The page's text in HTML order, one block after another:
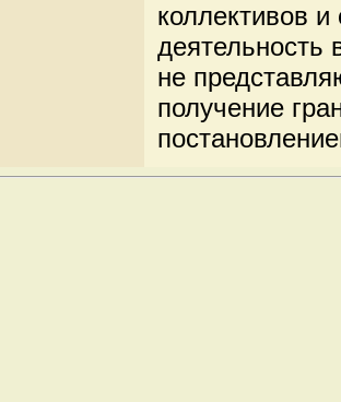
коллективов
деятельность
не
получение